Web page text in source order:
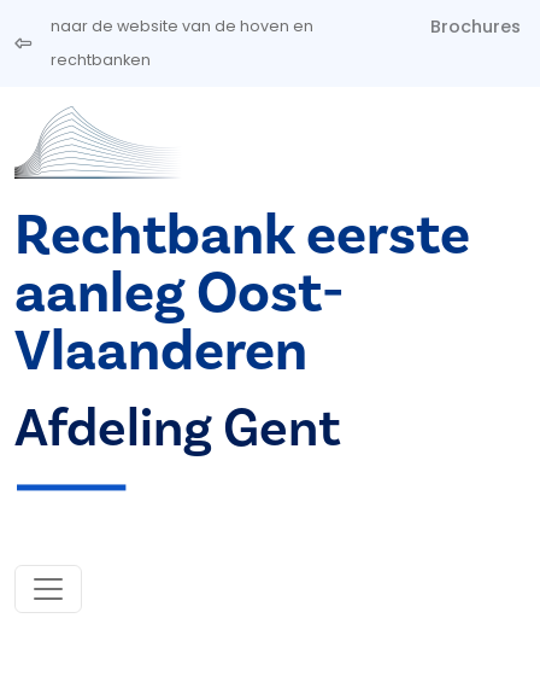
Overslaan en naar de inhoud gaan
naar de website van de hoven en
rechtbanken
Brochures
Rechtbank eerste
aanleg Oost-
Vlaanderen
Afdeling Gent